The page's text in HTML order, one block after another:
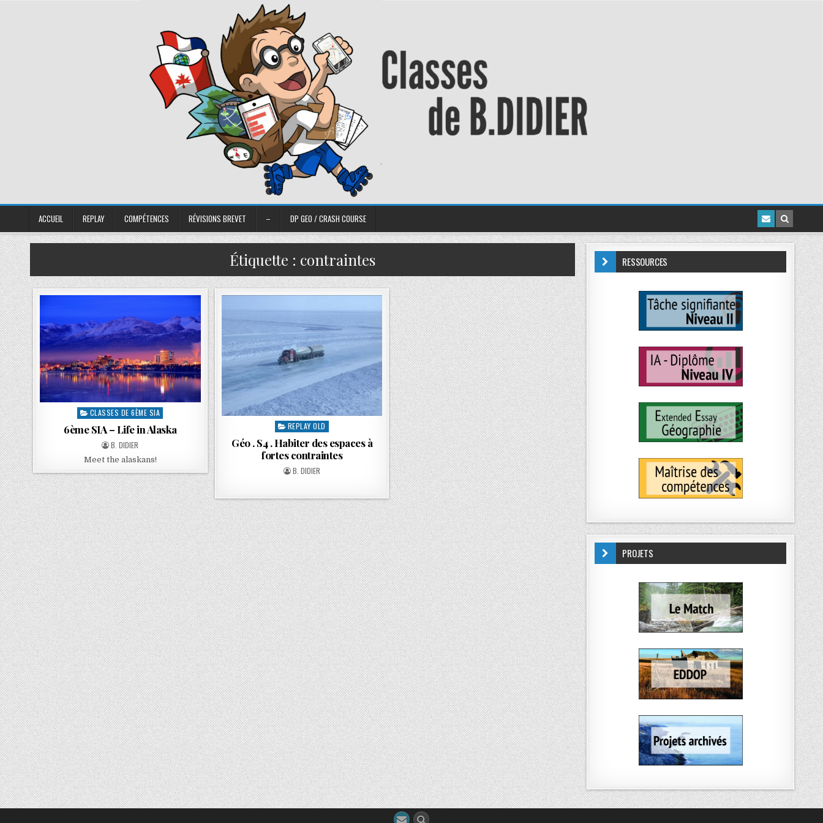
ACCUEIL REPLAY COMPÉTENCES RÉVISIONS BREVET – DP GEO / CRASH COURSE
Étiquette : contraintes
CLASSES DE 6ÈME SIA
6ème SIA – Life in Alaska
B. DIDIER
Meet the alaskans!
REPLAY OLD
Géo . S4 . Habiter des espaces à
fortes contraintes
B. DIDIER
RESSOURCES
PROJETS